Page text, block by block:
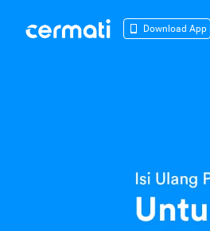
Download App